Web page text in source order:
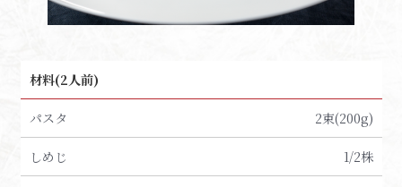
材料(2人前)
パスタ 2束(200g)
しめじ 1/2株